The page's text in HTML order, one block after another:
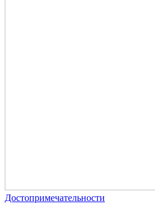
Достопримечательности